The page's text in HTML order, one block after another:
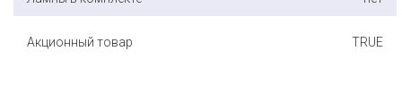
Акционный товар TRUE